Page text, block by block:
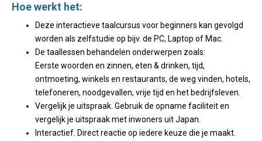
Hoe werkt het:
Deze interactieve taalcursus voor beginners kan gevolgd
worden als zelfstudie op bijv. de PC, Laptop of Mac.
De taallessen behandelen onderwerpen zoals:
Eerste woorden en zinnen, eten & drinken, tijd,
ontmoeting, winkels en restaurants, de weg vinden, hotels,
telefoneren, noodgevallen, vrije tijd en het bedrijfsleven.
Vergelijk je uitspraak. Gebruik de opname faciliteit en
vergelijk je uitspraak met inwoners uit Japan.
Interactief. Direct reactie op iedere keuze die je maakt.